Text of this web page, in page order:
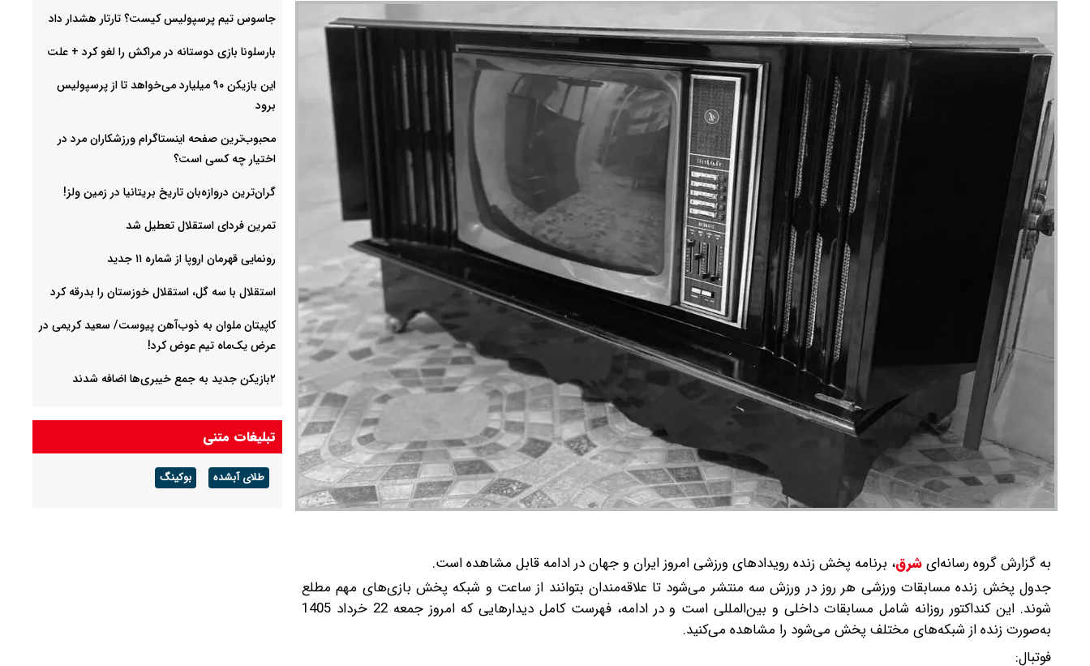
به گزارش گروه رسانه‌ایشرق، برنامه پخش زنده رویدادهای ورزشی امروز ایران و جهان در ادامه قابل مشاهده است.
جدول پخش زنده مسابقات ورزشی هر روز در ورزش سه منتشر می‌شود تا علاقه‌مندان بتوانند از ساعت و شبکه پخش بازی‌های مهم مطلع
شوند. این کنداکتور روزانه شامل مسابقات داخلی و بین‌المللی است و در ادامه، فهرست کامل دیدارهایی که امروز جمعه 22 خرداد 1405
به‌صورت زنده از شبکه‌های مختلف پخش می‌شود را مشاهده می‌کنید.
فوتبال:
جاسوس تیم پرسپولیس کیست؟ تارتار هشدار داد
بارسلونا بازی دوستانه در مراکش را لغو کرد + علت
این بازیکن ۹۰ میلیارد می‌خواهد تا از پرسپولیس
برود
محبوب‌ترین صفحه اینستاگرام ورزشکاران مرد در
اختیار چه کسی است؟
گران‌ترین دروازه‌بان تاریخ بریتانیا در زمین ولز!
تمرین فردای استقلال تعطیل شد
رونمایی قهرمان اروپا از شماره ۱۱ جدید
استقلال با سه گل، استقلال خوزستان را بدرقه کرد
کاپیتان ملوان به ذوب‌آهن پیوست/ سعید کریمی در
عرض یک‌ماه تیم عوض کرد!
۲بازیکن جدید به جمع خیبری‌ها اضافه شدند
تبلیغات متنی
طلای آبشده بوکینگ